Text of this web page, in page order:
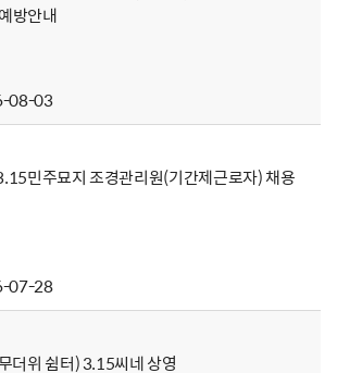
방안내
08-03
민주묘지 조경관리원(기간제근로자) 채용
07-28
(8월 무더위 쉼터) 3.15씨네 상영